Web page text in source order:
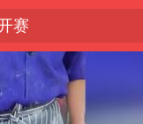
费
接受吗？